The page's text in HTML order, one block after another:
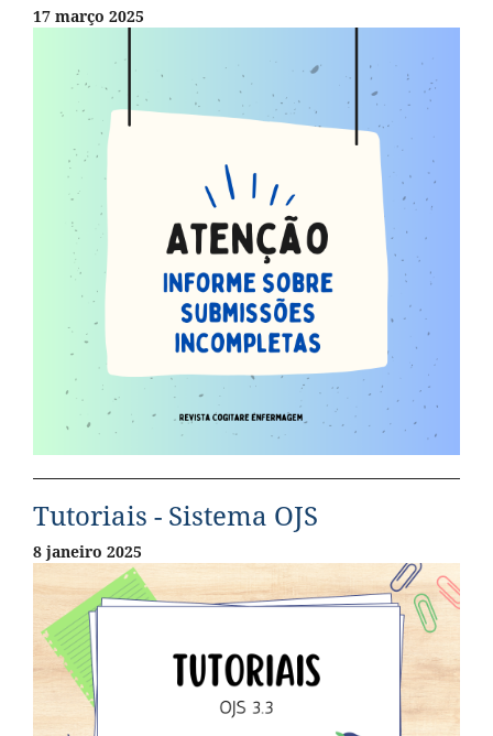
17 março 2025
Tutoriais - Sistema OJS
8 janeiro 2025